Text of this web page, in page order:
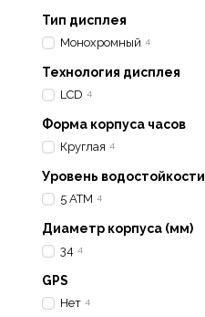
Тип дисплея
Монохромный 4
Технология дисплея
LCD 4
Форма корпуса часов
Круглая 4
Уровень водостойкости
5 ATM 4
Диаметр корпуса (мм)
34 4
GPS
Нет 4